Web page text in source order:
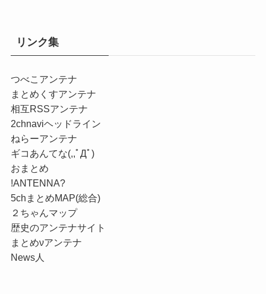
リンク集
つべこアンテナ
まとめくすアンテナ
相互RSSアンテナ
2chnaviヘッドライン
ねらーアンテナ
ギコあんてな(,,ﾟДﾟ)
おまとめ
!ANTENNA?
5chまとめMAP(総合)
２ちゃんマップ
歴史のアンテナサイト
まとめνアンテナ
News人